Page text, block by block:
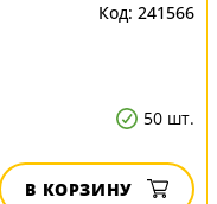
241566
50 шт.
В КОРЗИНУ